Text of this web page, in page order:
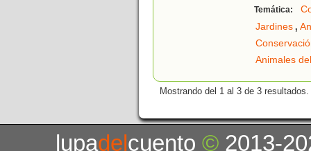
Temática:
Jardines,
Animales
Mostrando del 1 al 3 de 3 resultados.
lupadelcuento© 2013-